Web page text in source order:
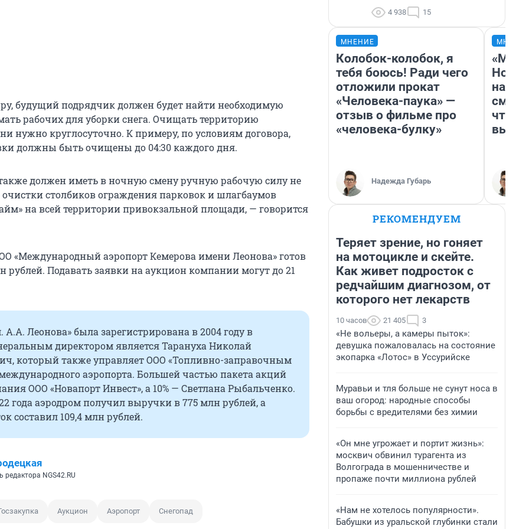
будущий подрядчик должен будет найти необходимую
рабочих для уборки снега. Очищать территорию
нужно круглосуточно. К примеру, по условиям договора,
должны быть очищены до 04:30 каждого дня.
должен иметь в ночную смену ручную рабочую силу не
очистки столбиков ограждения парковок и шлагбаумов
на всей территории привокзальной площади, — говорится
«Международный аэропорт Кемерова имени Леонова» готов
рублей. Подавать заявки на аукцион компании могут до 21
Леонова» была зарегистрирована в 2004 году в
директором является Тарануха Николай
который также управляет ООО «Топливно-заправочным
аэропорта. Большей частью пакета акций
ООО «Новапорт Инвест», а 10% — Светлана Рыбальченко.
года аэродром получил выручки в 775 млн рублей, а
составил 109,4 млн рублей.
редактора NGS42.RU
Аукцион Аэропорт Снегопад
4 938 15
МНЕНИЕ
Колобок-колобок, я
тебя боюсь! Ради чего
отложили прокат
«Человека-паука» —
отзыв о фильме про
«человека-булку»
Надежда Губарь
«Мы
РЕКОМЕНДУЕМ
Теряет зрение, но гоняет
на мотоцикле и скейте.
Как живет подросток с
редчайшим диагнозом, от
которого нет лекарств
10 часов 21 405 3
«Не вольеры, а камеры пыток»:
девушка пожаловалась на состояние
экопарка «Лотос» в Уссурийске
Муравьи и тля больше не сунут носа в
ваш огород: народные способы
борьбы с вредителями без химии
«Он мне угрожает и портит жизнь»:
москвич обвинил турагента из
Волгограда в мошенничестве и
пропаже почти миллиона рублей
«Нам не хотелось популярности».
Бабушки из уральской глубинки стали